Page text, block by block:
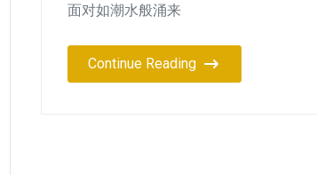
面对如潮水般涌来
Continue Reading